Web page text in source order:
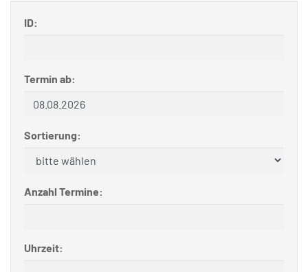
ID:
Termin ab:
Sortierung:
Anzahl Termine:
Uhrzeit: